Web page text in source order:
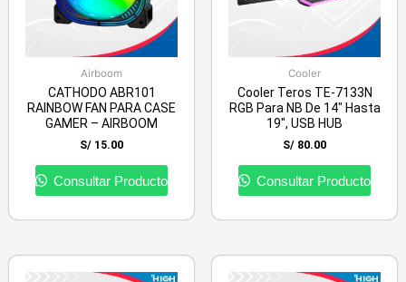
Airboom
CATHODO ABR101
RAINBOW FAN PARA CASE
GAMER – AIRBOOM
S/ 15.00
Consultar Producto
Cooler
Cooler Teros TE-7133N
RGB Para NB De 14″ Hasta
19″, USB HUB
S/ 80.00
Consultar Producto